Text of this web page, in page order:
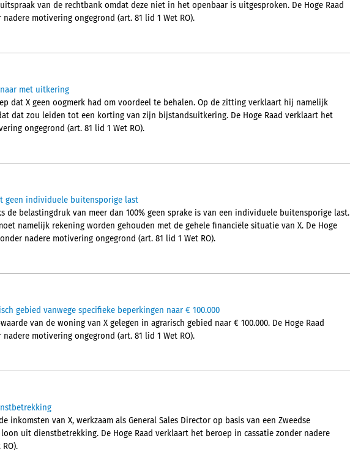
van de rechtbank omdat deze niet in het openbaar is uitgesproken. De Hoge Raad
motivering ongegrond (art. 81 lid 1 Wet RO).
met uitkering
dat X geen oogmerk had om voordeel te behalen. Op de zitting verklaart hij namelijk
dat zou leiden tot een korting van zijn bijstandsuitkering. De Hoge Raad verklaart het
ongegrond (art. 81 lid 1 Wet RO).
geen individuele buitensporige last
de belastingdruk van meer dan 100% geen sprake is van een individuele buitensporige last.
namelijk rekening worden gehouden met de gehele financiële situatie van X. De Hoge
nadere motivering ongegrond (art. 81 lid 1 Wet RO).
gebied vanwege specifieke beperkingen naar € 100.000
van de woning van X gelegen in agrarisch gebied naar € 100.000. De Hoge Raad
motivering ongegrond (art. 81 lid 1 Wet RO).
inkomsten van X, werkzaam als General Sales Director op basis van een Zweedse
uit dienstbetrekking. De Hoge Raad verklaart het beroep in cassatie zonder nadere